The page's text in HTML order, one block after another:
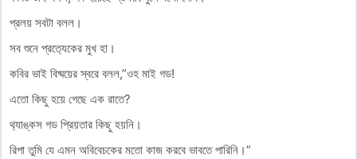
প্রলয় সবটা বলল।
সব শুনে প্রত‍্যেকের মুখ হা।
কবির ভাই বিষ্ময়ের স্বরে বলল,”ওহ মাই গড!
এতো কিছু হয়ে গেছে এক রাতে?
থ‍্যাঙ্কস গড প্রিয়তার কিছু হয়নি।
রিপা তুমি যে এমন অবিবেচকের মতো কাজ করবে ভাবতে পারিনি।”